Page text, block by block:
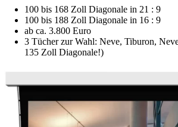
100 bis 168 Zoll Diagonale in 21 : 9
100 bis 188 Zoll Diagonale in 16 : 9
ab ca. 3.800 Euro
3 Tücher zur Wahl: Neve, Tiburon,
135 Zoll Diagonale!)